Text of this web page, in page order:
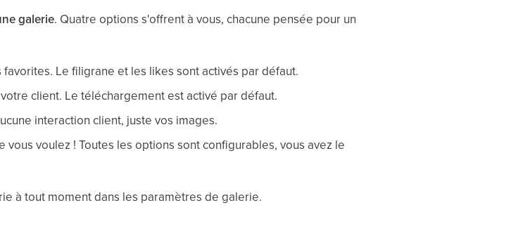
galerie. Quatre options s'offrent à vous, chacune pensée pour un
Le filigrane et les likes sont activés par défaut.
client. Le téléchargement est activé par défaut.
interaction client, juste vos images.
vous voulez ! Toutes les options sont configurables, vous avez le
à tout moment dans les paramètres de galerie.